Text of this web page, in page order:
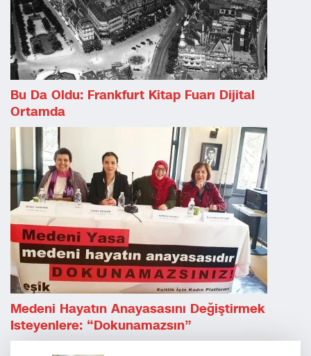
Bu Da Oldu: Frankfurt Kitap Fuarı Dijital
Ortamda
Medeni Hayatın Anayasasını Değiştirmek
Isteyenlere: “Dokunamazsın”